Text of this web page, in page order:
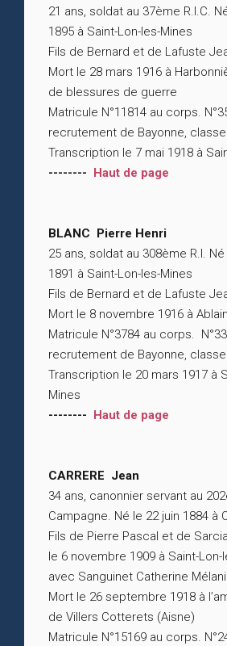
21 ans, soldat au 37ème R.I.C.
1895 à Saint-Lon-les-Mines
Fils de Bernard et de Lafuste
Mort le 28 mars 1916 à
de blessures de guerre
Matricule N°11814 au corps.
recrutement de Bayonne,
Transcription le 7 mai 1918 à
-------- Haut de page
BLANC Pierre Henri
25 ans, soldat au 308ème R.I.
1891 à Saint-Lon-les-Mines
Fils de Bernard et de Lafuste
Mort le 8 novembre 1916 à
Matricule N°3784 au corps.
recrutement de Bayonne, classe
Transcription le 20 mars 1917 à
Mines
-------- Haut de page
CARRERE Jean
34 ans, canonnier servant au
Campagne. Né le 22 juin 1884 à
Fils de Pierre Pascal et de
le 6 novembre 1909 à Saint-Lon-
avec Sanguinet Catherine
Mort le 26 septembre 1918 à
de Villers Cotterets (Aisne)
Matricule N°15169 au corps.